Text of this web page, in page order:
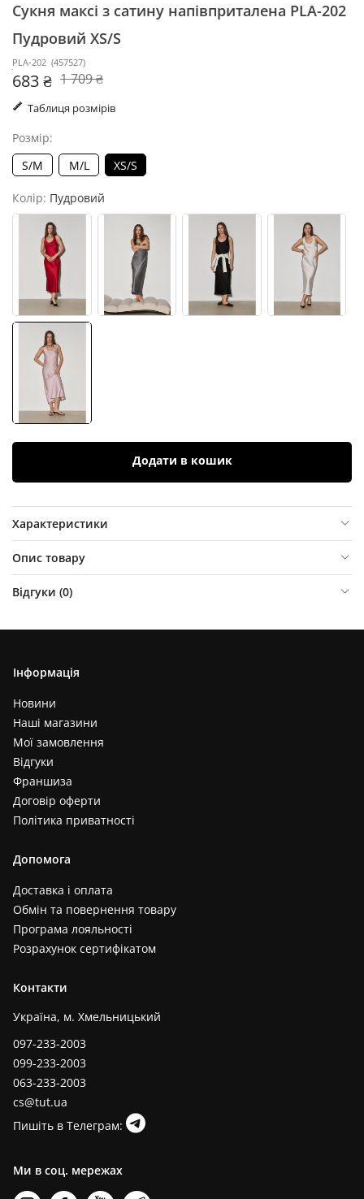
Сукня максі з сатину напівприталена PLA-202
Пудровий XS/S
PLA-202 (457527)
683 ₴ 1 709 ₴
Таблиця розмірів
Розмір:
S/M
M/L XS/S
Колір: Пудровий
Додати в кошик
Характеристики
Опис товару
Відгуки (0)
Інформація
Новини
Наші магазини
Мої замовлення
Відгуки
Франшиза
Договір оферти
Політика приватності
Допомога
Доставка і оплата
Обмін та повернення товару
Програма лояльності
Розрахунок сертифікатом
Контакти
Україна, м. Хмельницький
097-233-2003
099-233-2003
063-233-2003
cs@tut.ua
Пишіть в Телеграм:
Ми в соц. мережах